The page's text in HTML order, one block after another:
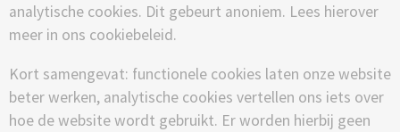
analytische cookies. Dit gebeurt anoniem. Lees hierover
meer in ons cookiebeleid.
Kort samengevat: functionele cookies laten onze website
beter werken, analytische cookies vertellen ons iets over
hoe de website wordt gebruikt. Er worden hierbij geen